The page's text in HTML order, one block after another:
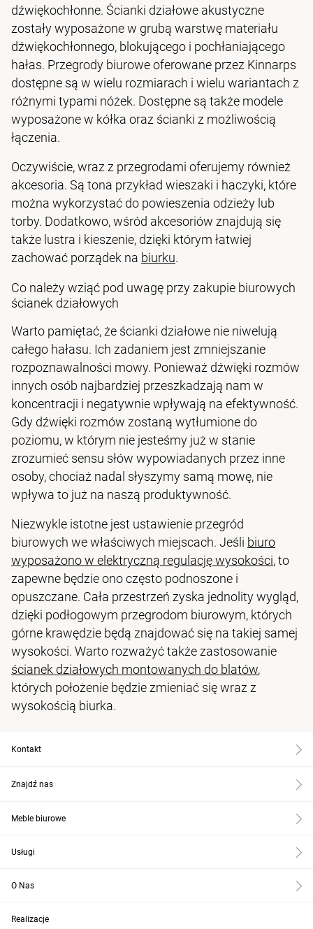
dźwiękochłonne. Ścianki działowe akustyczne
zostały wyposażone w grubą warstwę materiału
dźwiękochłonnego, blokującego i pochłaniającego
hałas. Przegrody biurowe oferowane przez Kinnarps
dostępne są w wielu rozmiarach i wielu wariantach z
różnymi typami nóżek. Dostępne są także modele
wyposażone w kółka oraz ścianki z możliwością
łączenia.
Oczywiście, wraz z przegrodami oferujemy również
akcesoria. Są tona przykład wieszaki i haczyki, które
można wykorzystać do powieszenia odzieży lub
torby. Dodatkowo, wśród akcesoriów znajdują się
także lustra i kieszenie, dzięki którym łatwiej
zachować porządek na biurku.
Co należy wziąć pod uwagę przy zakupie biurowych
ścianek działowych
Warto pamiętać, że ścianki działowe nie niwelują
całego hałasu. Ich zadaniem jest zmniejszanie
rozpoznawalności mowy. Ponieważ dźwięki rozmów
innych osób najbardziej przeszkadzają nam w
koncentracji i negatywnie wpływają na efektywność.
Gdy dźwięki rozmów zostaną wytłumione do
poziomu, w którym nie jesteśmy już w stanie
zrozumieć sensu słów wypowiadanych przez inne
osoby, chociaż nadal słyszymy samą mowę, nie
wpływa to już na naszą produktywność.
Niezwykle istotne jest ustawienie przegród
biurowych we właściwych miejscach. Jeśli biuro
wyposażono w elektryczną regulację wysokości, to
zapewne będzie ono często podnoszone i
opuszczane. Cała przestrzeń zyska jednolity wygląd,
dzięki podłogowym przegrodom biurowym, których
górne krawędzie będą znajdować się na takiej samej
wysokości. Warto rozważyć także zastosowanie
ścianek działowych montowanych do blatów,
których położenie będzie zmieniać się wraz z
wysokością biurka.
Kontakt
Znajdź nas
Meble biurowe
Usługi
O Nas
Realizacje